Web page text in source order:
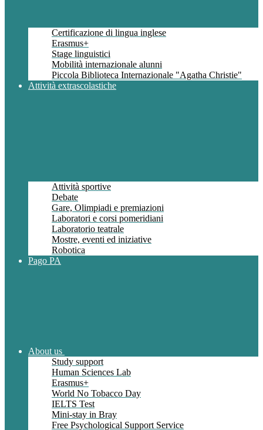
Certificazione di lingua inglese
Erasmus+
Stage linguistici
Mobilità internazionale alunni
Piccola Biblioteca Internazionale "Agatha Christie"
Attività extrascolastiche
Attività sportive
Debate
Gare, Olimpiadi e premiazioni
Laboratori e corsi pomeridiani
Laboratorio teatrale
Mostre, eventi ed iniziative
Robotica
Pago PA
About us
Study support
Human Sciences Lab
Erasmus+
World No Tobacco Day
IELTS Test
Mini-stay in Bray
Free Psychological Support Service